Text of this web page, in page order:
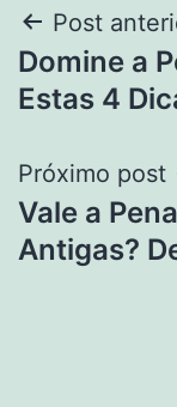
de
Post
Domine a
Estas 4
Próximo post
Vale a
Antigas?